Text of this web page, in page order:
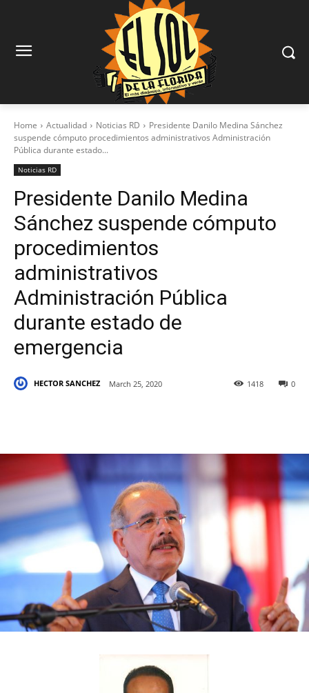
Home Actualidad Noticias RD
Presidente Danilo Medina Sánchez
suspende cómputo procedimientos administrativos Administración
Pública durante estado...
Noticias RD
Presidente Danilo Medina
Sánchez suspende cómputo
procedimientos
administrativos
Administración Pública
durante estado de
emergencia
HECTOR SANCHEZ March 25, 2020 0
1418